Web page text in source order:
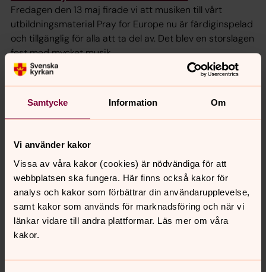
Samtycke Information Om
Vi använder kakor
Vissa av våra kakor (cookies) är nödvändiga för att
webbplatsen ska fungera. Här finns också kakor för
analys och kakor som förbättrar din användarupplevelse,
samt kakor som används för marknadsföring och när vi
länkar vidare till andra plattformar. Läs mer om våra
kakor.
Fredagen den 13 maj firade vi att musiken till vårt
utbildningsmaterial Pray for Europe nu är färdiginspelad
och tillgänglig för alla att ta del av. Det blev en storslagen
fest med mycket musik.
Ljusstake Johannes – ett stycke
historia!
En unik present att ge bort som bröllopsgåva,
eller till dig själv! Köp en ljusstake och bidra till
bevarandet av S:t Johannes kyrka. Ljusstakarna har
skapats av takskifferplattor från S:t Johannes kyrka i
Stockholm. De är signerade av kyrkoherde Catharina
Segerbank, numrerade och helt unika i sitt slag.
Nyproducerade och antika på samma gång!
Träffpunkter